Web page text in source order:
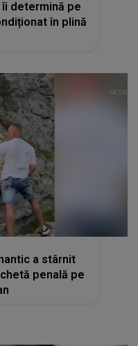
determină pe
în plină
a stârnit
penală pe